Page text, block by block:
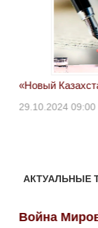
«Новый
29.10.2024 09:00
АКТУАЛЬНЫЕ
Война